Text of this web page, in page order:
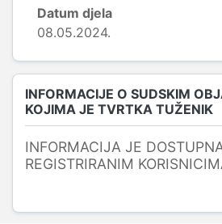
Datum djela
08.05.2024.
INFORMACIJE O SUDSKIM
KOJIMA JE TVRTKA TUŽENIK
INFORMACIJA JE
REGISTRIRANIM